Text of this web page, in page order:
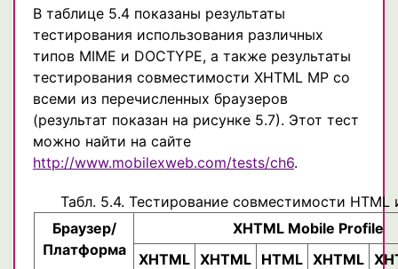
В таблице 5.4 показаны результаты
тестирования использования различных
типов MIME и DOCTYPE, а также результаты
тестирования совместимости XHTML MP со
всеми из перечисленных браузеров
(результат показан на рисунке 5.7). Этот тест
можно найти на сайте
http://www.mobilexweb.com/tests/ch6.
Табл. 5.4. Тестирование совместимости HTML
Браузер/
Платформа
XHTML Mobile Profile
XHTML XHTML HTML XHTML